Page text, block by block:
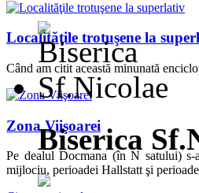
Localităţile trotuşene la
Când am citit această minunată
Zona Viişoarei
Pe dealul Docmana (în N satului) s-
mijlociu, perioadei Hallstatt şi
Biserica